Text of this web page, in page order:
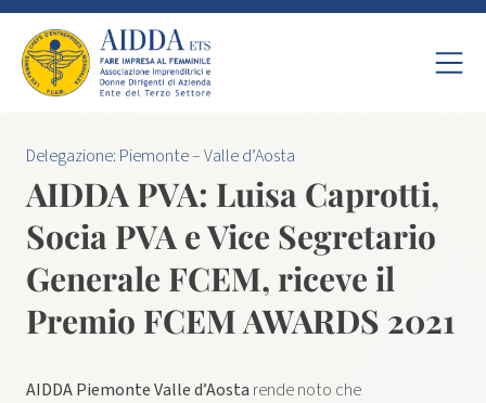
Delegazione: Piemonte – Valle d’Aosta
AIDDA PVA: Luisa Caprotti,
Socia PVA e Vice Segretario
Generale FCEM, riceve il
Premio FCEM AWARDS 2021
AIDDA Piemonte Valle d’Aosta rende noto che